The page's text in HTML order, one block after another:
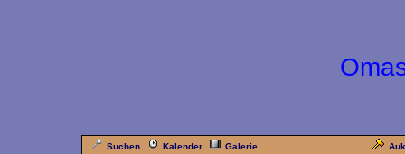
Suchen Kalender Galerie